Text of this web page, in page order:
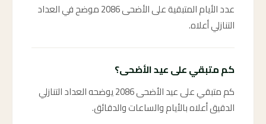
عدد الأيام المتبقية على الأضحى 2086 موضح في العداد
التنازلي أعلاه.
كم متبقي على عيد الأضحى؟
كم متبقي على عيد الأضحى 2086 يوضحه العداد التنازلي
الدقيق أعلاه بالأيام والساعات والدقائق.